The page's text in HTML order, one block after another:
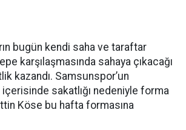
bugün kendi saha ve taraftar
karşılaşmasında sahaya çıkacağı
kazandı. Samsunspor’un
sakatlığı nedeniyle forma
Köse bu hafta formasına